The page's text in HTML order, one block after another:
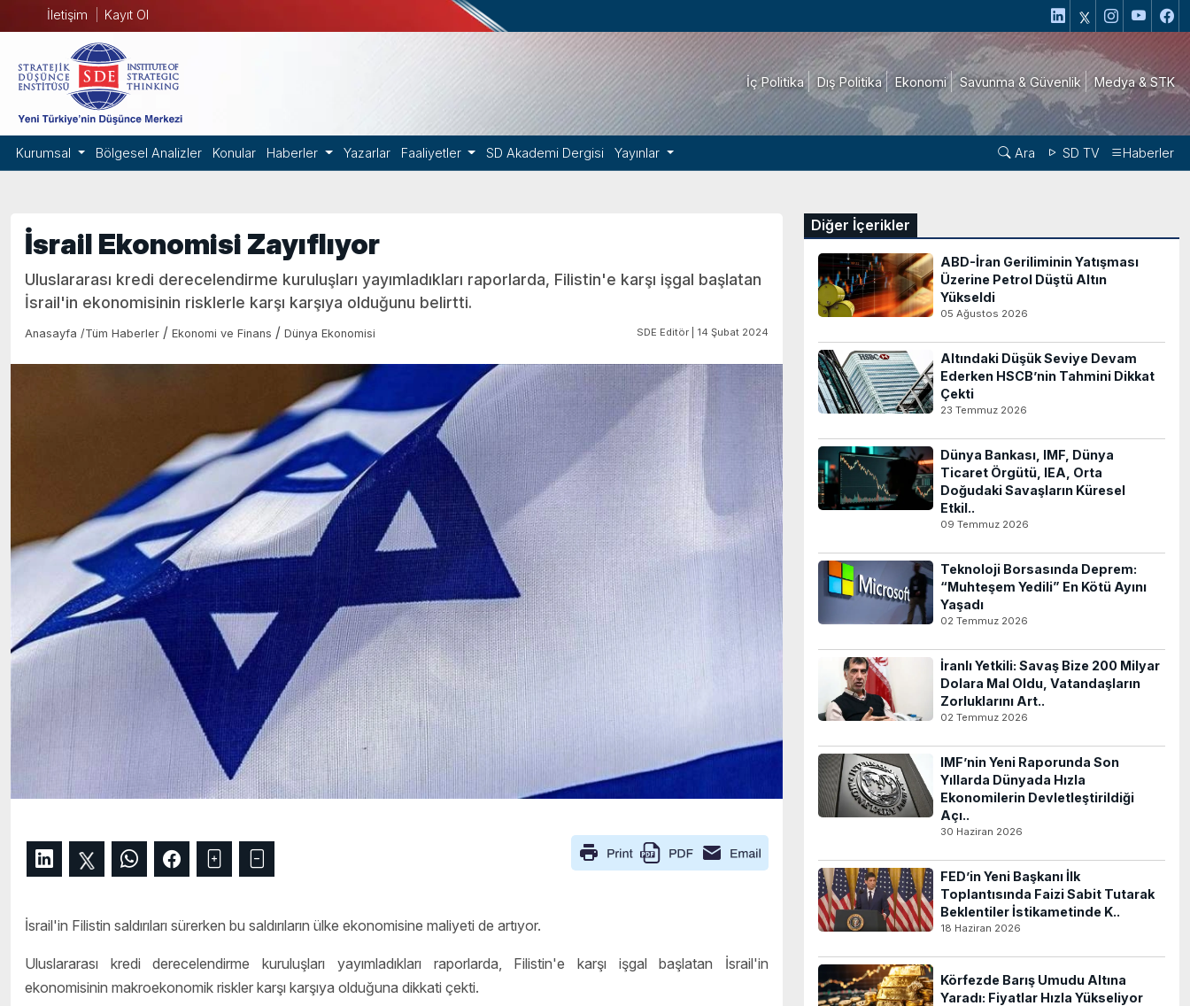
İletişim Kayıt Ol
İç Politika Dış Politika Ekonomi Savunma & Güvenlik Medya & STK
Kurumsal Bölgesel Analizler Konular Haberler Yazarlar Faaliyetler SD Akademi Dergisi Yayınlar Ara SD TV Haberler
İsrail Ekonomisi Zayıflıyor
Uluslararası kredi derecelendirme kuruluşları yayımladıkları raporlarda, Filistin'e karşı işgal başlatan
İsrail'in ekonomisinin risklerle karşı karşıya olduğunu belirtti.
Anasayfa /Tüm Haberler / Ekonomi ve Finans / Dünya Ekonomisi SDE Editör | 14 Şubat 2024
İsrail'in Filistin saldırıları sürerken bu saldırıların ülke ekonomisine maliyeti de artıyor.
Uluslararası kredi derecelendirme kuruluşları yayımladıkları raporlarda, Filistin'e karşı işgal başlatan İsrail'in
ekonomisinin makroekonomik riskler karşı karşıya olduğuna dikkati çekti.
Diğer İçerikler
ABD-İran Geriliminin Yatışması
Üzerine Petrol Düştü Altın
Yükseldi
05 Ağustos 2026
Altındaki Düşük Seviye Devam
Ederken HSCB’nin Tahmini Dikkat
Çekti
23 Temmuz 2026
Dünya Bankası, IMF, Dünya
Ticaret Örgütü, IEA, Orta
Doğudaki Savaşların Küresel
Etkil..
09 Temmuz 2026
Teknoloji Borsasında Deprem:
“Muhteşem Yedili” En Kötü Ayını
Yaşadı
02 Temmuz 2026
İranlı Yetkili: Savaş Bize 200 Milyar
Dolara Mal Oldu, Vatandaşların
Zorluklarını Art..
02 Temmuz 2026
IMF’nin Yeni Raporunda Son
Yıllarda Dünyada Hızla
Ekonomilerin Devletleştirildiği
Açı..
30 Haziran 2026
FED’in Yeni Başkanı İlk
Toplantısında Faizi Sabit Tutarak
Beklentiler İstikametinde K..
18 Haziran 2026
Körfezde Barış Umudu Altına
Yaradı: Fiyatlar Hızla Yükseliyor